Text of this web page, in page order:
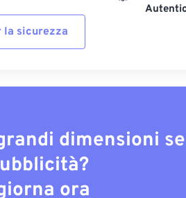
la sicurezza
dimensioni
ora